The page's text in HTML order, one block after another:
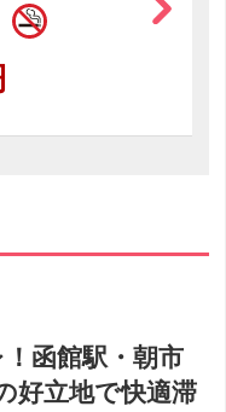
函館駅・朝市
好立地で快適滞